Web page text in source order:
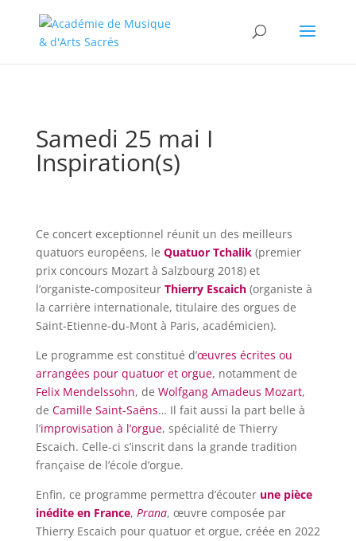
Samedi 25 mai I
Inspiration(s)
Ce concert exceptionnel réunit un des meilleurs
quatuors européens, le Quatuor Tchalik(premier
prix concours Mozart à Salzbourg 2018) et
l’organiste-compositeur Thierry Escaich (organiste à
la carrière internationale, titulaire des orgues de
Saint-Etienne-du-Mont à Paris, académicien).
Le programme est constitué d’œuvres écrites ou
arrangées pour quatuor et orgue, notamment de
Felix Mendelssohn, de Wolfgang Amadeus Mozart,
de Camille Saint-Saëns… Il fait aussi la part belle à
l’improvisation à l’orgue, spécialité de Thierry
Escaich. Celle-ci s’inscrit dans la grande tradition
française de l’école d’orgue.
Enfin, ce programme permettra d’écouter une pièce
inédite en France, Prana, œuvre composée par
Thierry Escaich pour quatuor et orgue, créée en 2022